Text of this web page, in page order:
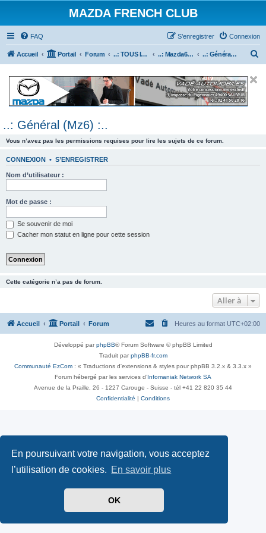
En poursuivant votre navigation, vous acceptez
l’utilisation de cookies. En savoir plus
OK
MAZDA FRENCH CLUB
FAQ Connexion
S’enregistrer
Accueil Portail Forum ..: TOUS les Véhicules MAZDA :.. ..: Mazda6 :.. ..: Général (Mz6) :..
e
..: Général (Mz6) :..
Vous n’avez pas les permissions requises pour lire les sujets de ce forum.
CONNEXION • S’ENREGISTRER
Nom d’utilisateur :
Mot de passe :
Se souvenir de moi
Cacher mon statut en ligne pour cette session
Cette catégorie n’a pas de forum.
Aller à
Accueil Portail Forum Heures au format UTC+02:00
Développé parphpBB® Forum Software © phpBB Limited
Traduit parphpBB-fr.com
Communauté EzCom : « Traductions d'extensions & styles pour phpBB 3.2.x & 3.3.x »
Forum hébergé par les services d’ Infomaniak Network SA
Avenue de la Praille, 26 - 1227 Carouge - Suisse - tél +41 22 820 35 44
Confidentialité
Conditions